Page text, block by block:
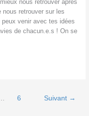
nous retrouver après
nous retrouver sur les
peux venir avec tes idées
de chacun.e.s ! On se
6 Suivant →